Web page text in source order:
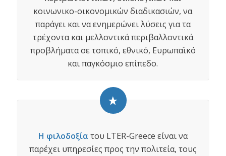
κοινωνικο-οικονομικών διαδικασιών, να
παράγει και να ενημερώνει λύσεις για τα
τρέχοντα και μελλοντικά περιβαλλοντικά
προβλήματα σε τοπικό, εθνικό, Ευρωπαϊκό
και παγκόσμιο επίπεδο.
Η φιλοδοξία του LTER-Greece είναι να
παρέχει υπηρεσίες προς την πολιτεία, τους